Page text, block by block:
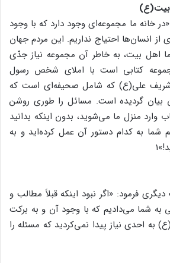
بیت(ع)
خانه ما مجموعه‌ای وجود دارد که با وجود
انسان‌ها احتیاج نداریم. این مردم جهان
اهل بیت، به خاطر آن مجموعه نیاز جدّی
کتابی است با املای شخص رسول
علی(ع) که شامل صحیفه‌ای است که
بیان گردیده است. مسائل را طوری روشن
منزل ما می‌شوید، بدون اینکه بدانید
شما به کدام دستور آن عمل کرده‌اید و به
فرمود: «اگر نبود اینکه قبلاً مطالب و
به شما می‌دادیم که با وجود آن و به برکت
به احدی نیاز پیدا نمی‌کردید که مسئله را